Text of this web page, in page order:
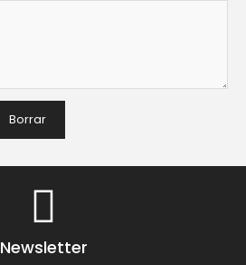
Borrar
Newsletter